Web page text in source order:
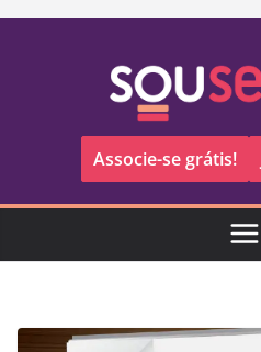
Pular
Associe-se grátis!